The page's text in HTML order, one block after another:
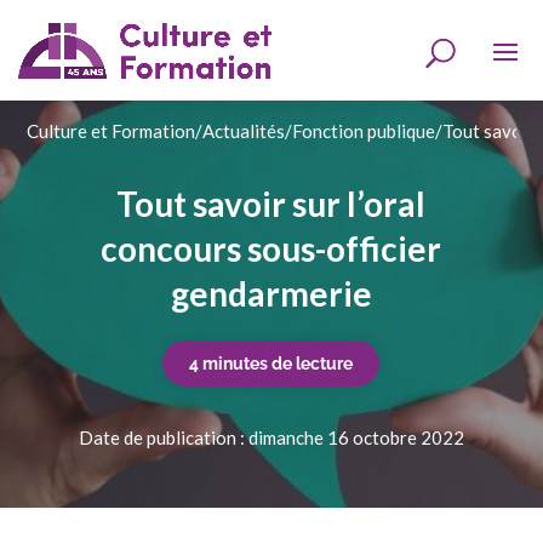
Culture et Formation/Actualités/Fonction publique/Tout savoir
Tout savoir sur l’oral
concours sous-officier
gendarmerie
4 minutes de lecture
Date de publication : dimanche 16 octobre 2022